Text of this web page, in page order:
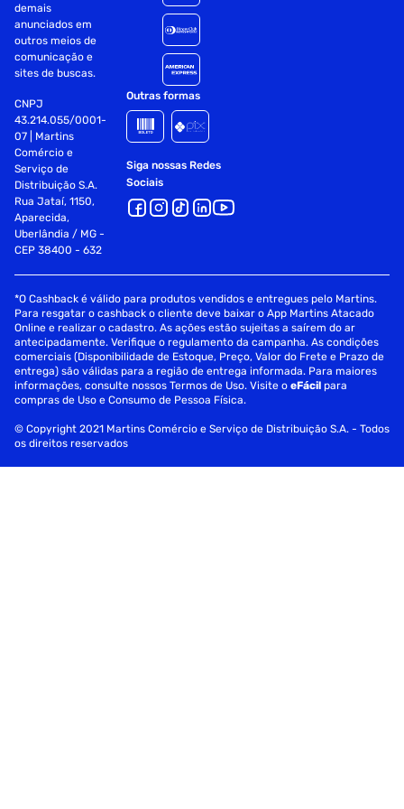
demais
anunciados em
outros meios de
comunicação e
sites de buscas.
CNPJ
43.214.055/0001-
07 | Martins
Comércio e
Serviço de
Distribuição S.A.
Rua Jataí, 1150,
Aparecida,
Uberlândia / MG -
CEP 38400 - 632
Outras formas
Siga nossas Redes
Sociais
*O Cashback é válido para produtos vendidos e entregues pelo Martins.
Para resgatar o cashback o cliente deve baixar o App Martins Atacado
Online e realizar o cadastro. As ações estão sujeitas a saírem do ar
antecipadamente. Verifique o regulamento da campanha. As condições
comerciais (Disponibilidade de Estoque, Preço, Valor do Frete e Prazo de
entrega) são válidas para a região de entrega informada. Para maiores
informações, consulte nossos Termos de Uso. Visite oeFácil para
compras de Uso e Consumo de Pessoa Física.
© Copyright 2021 Martins Comércio e Serviço de Distribuição S.A. - Todos
os direitos reservados